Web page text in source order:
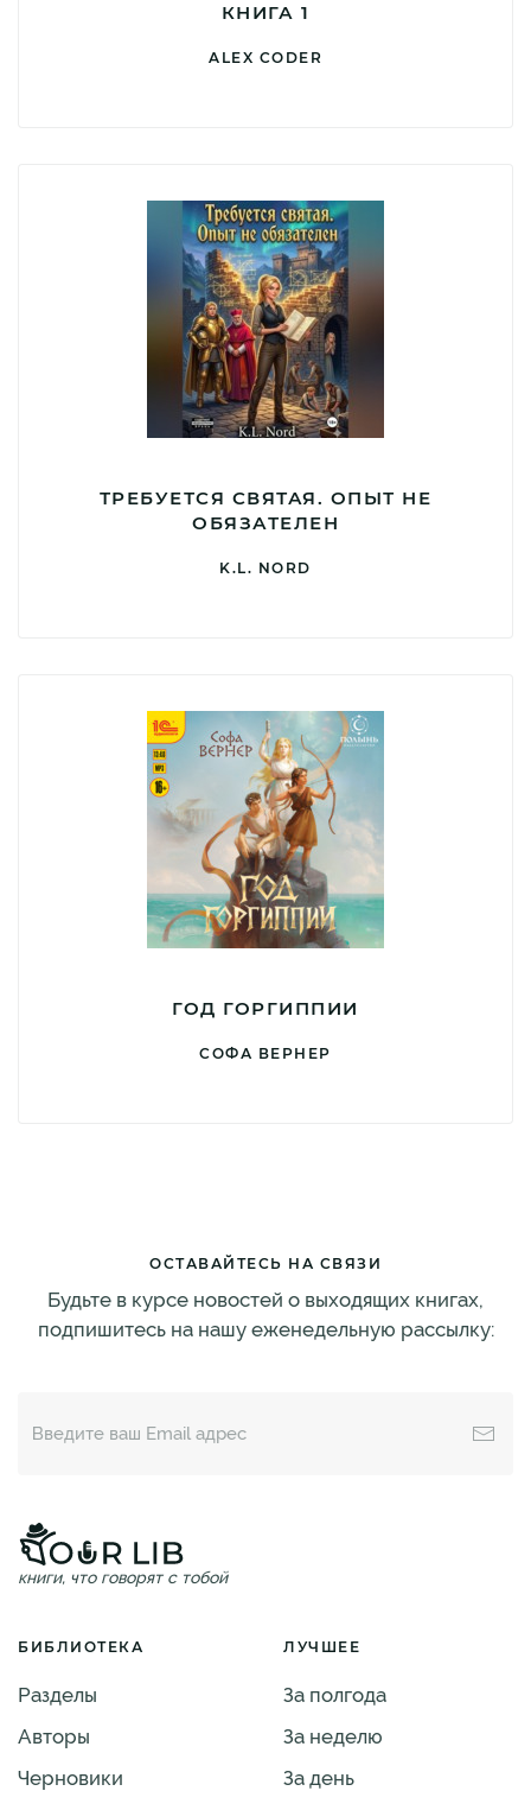
КНИГА 1
ALEX CODER
ТРЕБУЕТСЯ СВЯТАЯ. ОПЫТ НЕ
ОБЯЗАТЕЛЕН
K.L. NORD
ГОД ГОРГИППИИ
СОФА ВЕРНЕР
ОСТАВАЙТЕСЬ НА СВЯЗИ
Будьте в курсе новостей о выходящих книгах,
подпишитесь на нашу еженедельную рассылку:
книги, что говорят с тобой
БИБЛИОТЕКА
Разделы
Авторы
Черновики
ЛУЧШЕЕ
За полгода
За неделю
За день